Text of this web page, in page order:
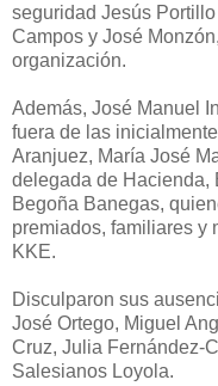
seguridad Jesús
Campos y José
organización.
Además, José Manuel
fuera de las inicialmente
Aranjuez, María José
delegada de Hacienda,
Begoña Banegas,
premiados, familiares y
KKE.
Disculparon sus
José Ortego, Miguel
Cruz, Julia Fernández-
Salesianos Loyola.